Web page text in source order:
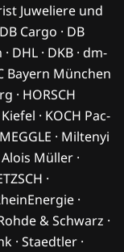
Juweliere und
Cargo · DB
DHL · DKB · dm-
Bayern München
· HORSCH
· KOCH Pac-
· Miltenyi
Müller ·
·
·
& Schwarz ·
· Staedtler ·